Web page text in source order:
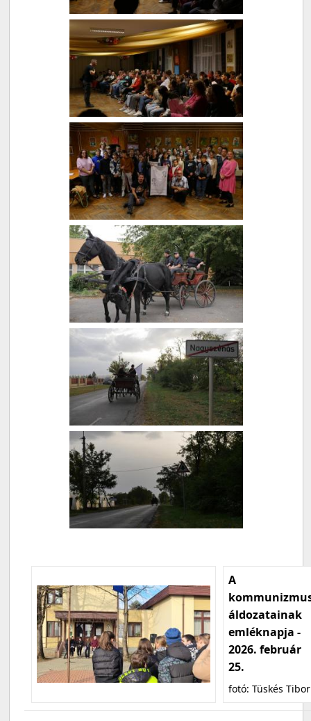
A
áldozatainak
emléknapja -
2026. február
25.
fotó: Tüskés Tibor